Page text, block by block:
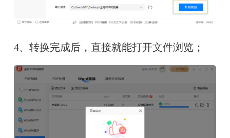
4、转换完成后，直接就能打开文件浏览；